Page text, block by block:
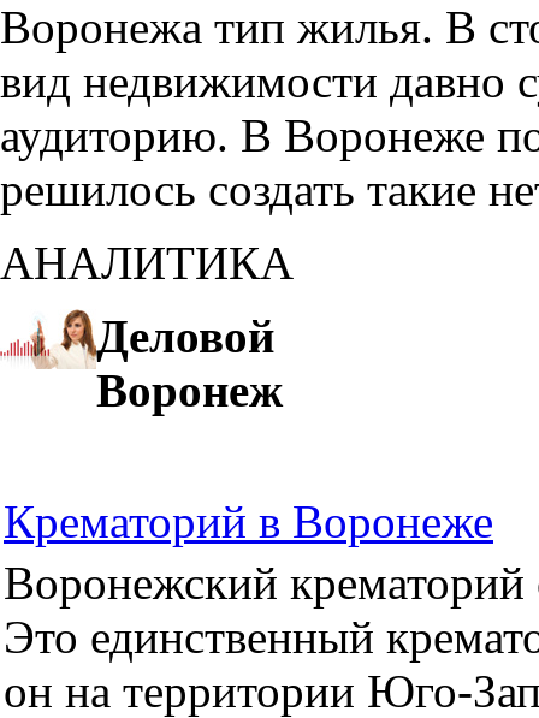
Воронежа тип жилья. В
вид недвижимости давно
аудиторию. В Воронеже
решилось создать такие
АНАЛИТИКА
Деловой
Воронеж
Крематорий в Воронеже
Воронежский крематорий
Это единственный
он на территории Юго-